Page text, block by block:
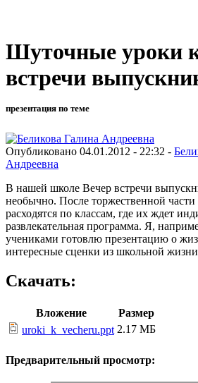
Шуточные уроки
встречи
презентация по теме
Опубликовано 04.01.2012 - 22:32 -
Андреевна
В нашей школе Вечер встречи
необычно. После торжественной
расходятся по классам, где их ждет
развлекательная программа. Я,
учениками готовлю презентацию о
интересные сценки из школьной
Скачать:
Вложение
Размер
uroki_k_vecheru.ppt 2.17 МБ
Предварительный просмотр: